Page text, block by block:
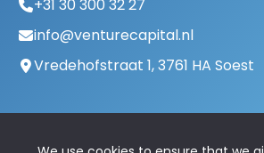
+31 30 300 32 27
info@venturecapital.nl
Vredehofstraat 1, 3761 HA Soest